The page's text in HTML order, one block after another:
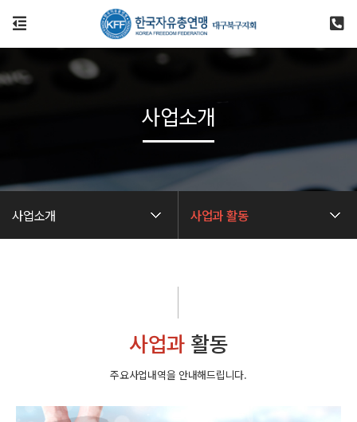
사업소개 사업과 활동
사업소개
사업과 활동
주요사업내역을 안내해드립니다.